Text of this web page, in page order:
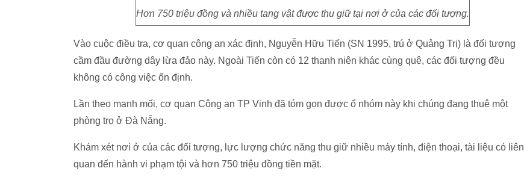
Hơn 750 triệu đồng và nhiều tang vật được thu giữ tại nơi ở của các đối tượng.
Vào cuộc điều tra, cơ quan công an xác định, Nguyễn Hữu Tiến (SN 1995, trú ở Quảng Trị) là đối tượng
cầm đầu đường dây lừa đảo này. Ngoài Tiến còn có 12 thanh niên khác cùng quê, các đối tượng đều
không có công việc ổn định.
Lần theo manh mối, cơ quan Công an TP Vinh đã tóm gọn được ổ nhóm này khi chúng đang thuê một
phòng trọ ở Đà Nẵng.
Khám xét nơi ở của các đối tượng, lực lượng chức năng thu giữ nhiều máy tính, điện thoại, tài liệu có liên
quan đến hành vi phạm tội và hơn 750 triệu đồng tiền mặt.